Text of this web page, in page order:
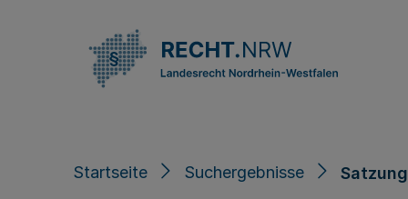
Startseite Suchergebnisse